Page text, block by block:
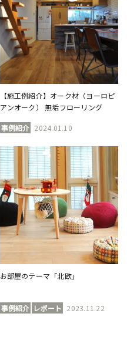
【施工例紹介】オーク材（ヨーロピ
アンオーク） 無垢フローリング
事例紹介 2024.01.10
お部屋のテーマ「北欧」
事例紹介 レポート 2023.11.22